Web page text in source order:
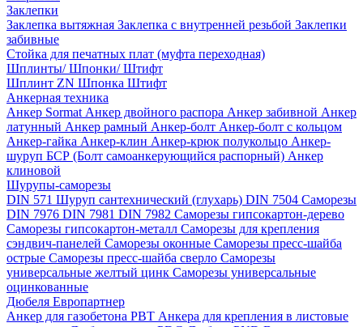
Заклепки
Заклепка вытяжная Заклепка с внутренней резьбой Заклепки
забивные
Стойка для печатных плат (муфта переходная)
Шплинты/ Шпонки/ Штифт
Шплинт ZN Шпонка Штифт
Анкерная техника
Анкер Sormat Анкер двойного распора Анкер забивной Анкер
латунный Анкер рамный Анкер-болт Анкер-болт с кольцом
Анкер-гайка Анкер-клин Анкер-крюк полукольцо Анкер-
шуруп БСР (Болт самоанкерующийся распорный) Анкер
клиновой
Шурупы-саморезы
DIN 571 Шуруп сантехнический (глухарь) DIN 7504 Саморезы
DIN 7976 DIN 7981 DIN 7982 Саморезы гипсокартон-дерево
Саморезы гипсокартон-металл Саморезы для крепления
сэндвич-панелей Саморезы оконные Саморезы пресс-шайба
острые Саморезы пресс-шайба сверло Саморезы
универсальные желтый цинк Саморезы универсальные
оцинкованные
Дюбеля Европартнер
Анкер для газобетона PBT Анкера для крепления в листовые